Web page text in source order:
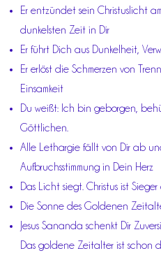
Er entzündet sein Christuslicht
dunkelsten Zeit in Dir
Er führt Dich aus Dunkelheit,
Er erlöst die Schmerzen von
Einsamkeit
Du weißt: Ich bin geborgen,
Göttlichen.
Alle Lethargie fällt von Dir ab
Aufbruchsstimmung in Dein Herz
Das Licht siegt. Christus ist
Die Sonne des Goldenen
Jesus Sananda schenkt Dir
Das goldene Zeitalter ist schon